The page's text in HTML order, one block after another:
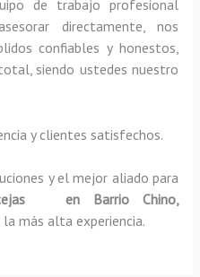
de trabajo profesional
directamente, nos
confiables y honestos,
siendo ustedes nuestro
y clientes satisfechos.
y el mejor aliado para
cejas en Barrio Chino,
más alta experiencia.